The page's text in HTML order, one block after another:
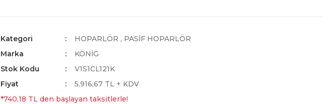
Kategori HOPARLÖR , PASİF HOPARLÖR
Marka
KÖNİG
Stok Kodu
V1S1CL121K
Fiyat
5.916,67 TL + KDV
*740,18 TL den başlayan taksitlerle!